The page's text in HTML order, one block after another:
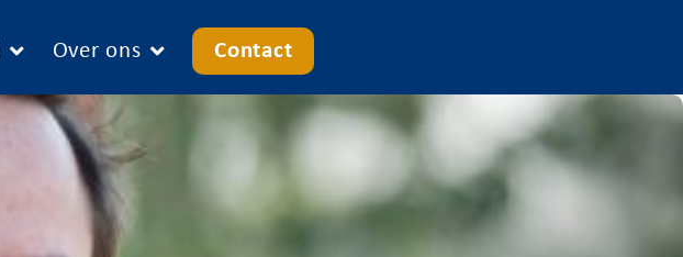
Over ons Contact